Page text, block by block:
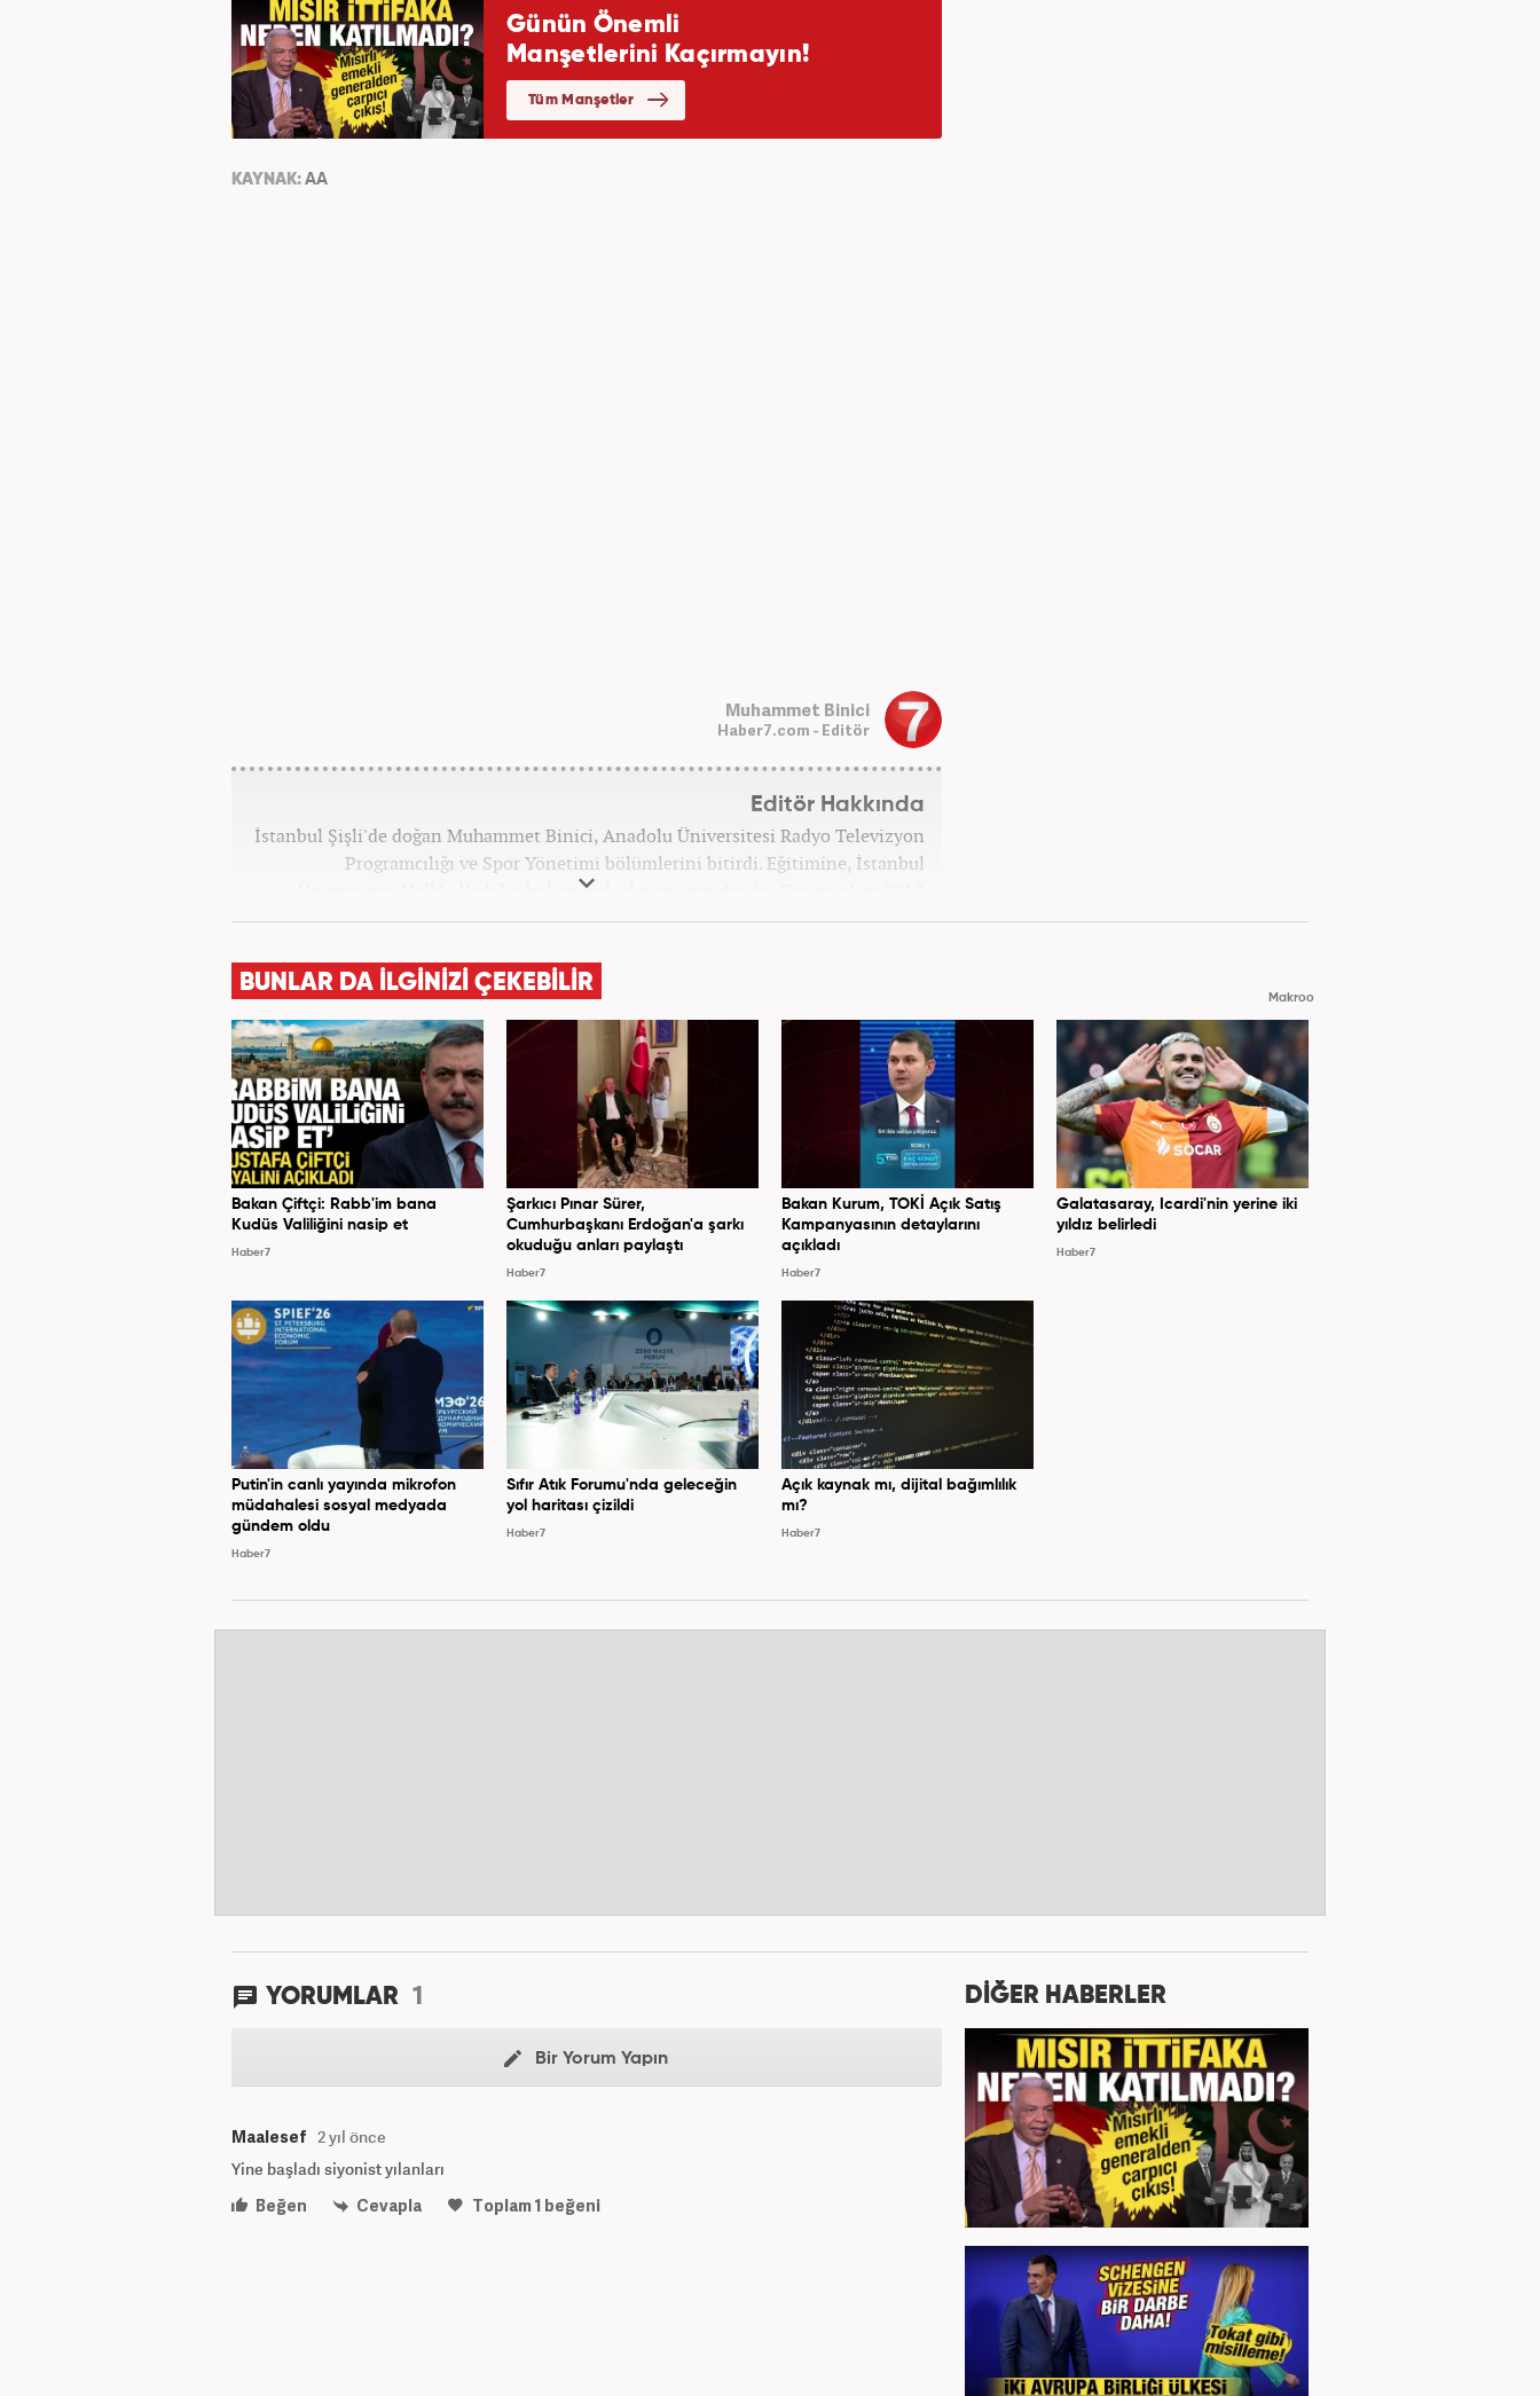
KAYNAK: AA
Muhammet Binici
Haber7.com - Editör
Editör Hakkında
İstanbul Şişli'de doğan Muhammet Binici, Anadolu Üniversitesi Radyo Televizyon
Programcılığı ve Spor Yönetimi bölümlerini bitirdi. Eğitimine, İstanbul
Üniversitesi Halkla İlişkiler bölümünde devam etmektedir. Gazeteciliğe 2012
yılında yerel haber siteleri ve yerel gazetelerde başladı. Gündem, Magazin
muhabirlik yaptıktan sonra, 2020 Eylül itibariyle Haber7'de 'Gündem Editörü'
BUNLAR DA İLGİNİZİ ÇEKEBİLİR
Makroo
Bakan Çiftçi: Rabb'im bana
Kudüs Valiliğini nasip et
Haber7
Şarkıcı Pınar Sürer,
Cumhurbaşkanı Erdoğan'a şarkı
okuduğu anları paylaştı
Haber7
Bakan Kurum, TOKİ Açık Satış
Kampanyasının detaylarını
açıkladı
Haber7
Galatasaray, Icardi'nin yerine iki
yıldız belirledi
Haber7
Putin'in canlı yayında mikrofon
müdahalesi sosyal medyada
gündem oldu
Haber7
Sıfır Atık Forumu'nda geleceğin
yol haritası çizildi
Haber7
Açık kaynak mı, dijital bağımlılık
mı?
Haber7
YORUMLAR 1
Bir Yorum Yapın
Maalesef 2 yıl önce
Yine başladı siyonist yılanları
Beğen
Cevapla Toplam1 beğeni
DİĞER HABERLER